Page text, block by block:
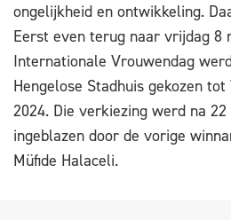
ongelijkheid en ontwikkeling.
Eerst even terug naar vrijdag 8
Internationale Vrouwendag
Hengelose Stadhuis gekozen
2024. Die verkiezing werd na
ingeblazen door de vorige
Müfide Halaceli.